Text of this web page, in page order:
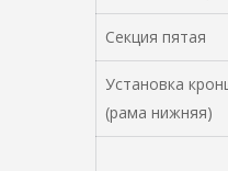
Секция пятая
Установка
(рама нижняя)